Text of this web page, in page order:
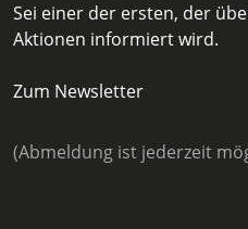
Sei einer der ersten, der
Aktionen informiert wird.
Zum Newsletter
(Abmeldung ist jederzeit